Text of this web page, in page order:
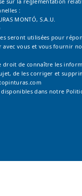
:
MONTÓ, S.A.U.
seront utilisées pour
vous et vous fournir
droit de connaître les
de les corriger et
dans notre